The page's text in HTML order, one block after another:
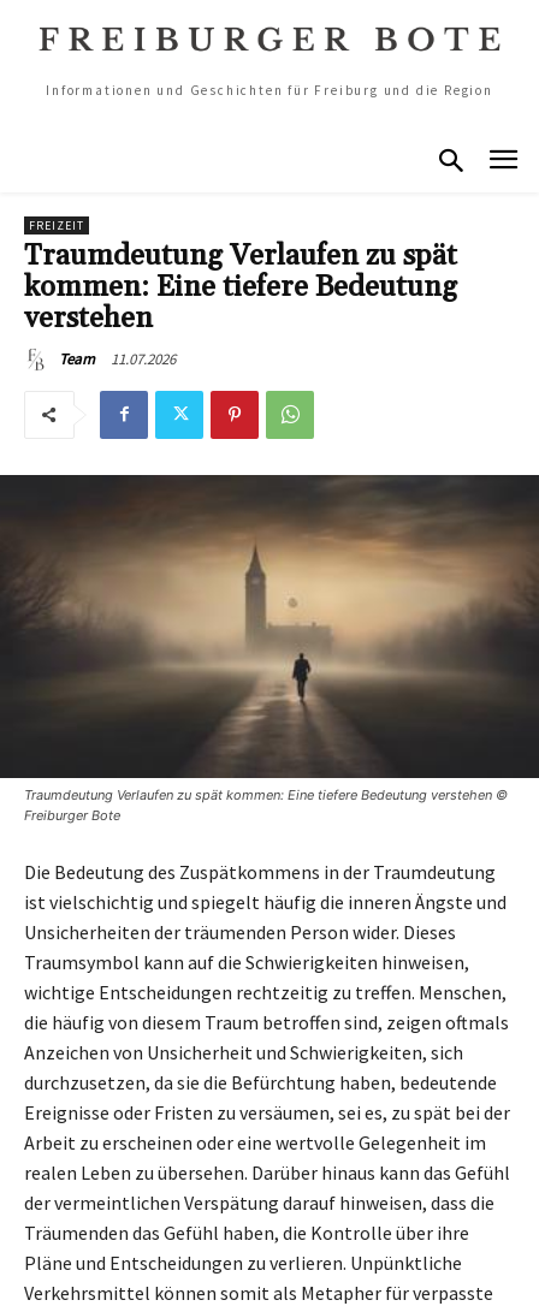
Informationen und Geschichten für Freiburg und die Region
FREIZEIT
Traumdeutung Verlaufen zu spät
kommen: Eine tiefere Bedeutung
verstehen
Team 11.07.2026
Traumdeutung Verlaufen zu spät kommen: Eine tiefere Bedeutung verstehen ©
Freiburger Bote
Die Bedeutung des Zuspätkommens in der Traumdeutung
ist vielschichtig und spiegelt häufig die inneren Ängste und
Unsicherheiten der träumenden Person wider. Dieses
Traumsymbol kann auf die Schwierigkeiten hinweisen,
wichtige Entscheidungen rechtzeitig zu treffen. Menschen,
die häufig von diesem Traum betroffen sind, zeigen oftmals
Anzeichen von Unsicherheit und Schwierigkeiten, sich
durchzusetzen, da sie die Befürchtung haben, bedeutende
Ereignisse oder Fristen zu versäumen, sei es, zu spät bei der
Arbeit zu erscheinen oder eine wertvolle Gelegenheit im
realen Leben zu übersehen. Darüber hinaus kann das Gefühl
der vermeintlichen Verspätung darauf hinweisen, dass die
Träumenden das Gefühl haben, die Kontrolle über ihre
Pläne und Entscheidungen zu verlieren. Unpünktliche
Verkehrsmittel können somit als Metapher für verpasste